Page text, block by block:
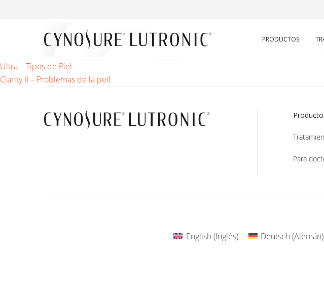
PRODUCTOS
Navegación
entradas
Ultra – Tipos de Piel
Clarity II – Problemas de la peil
Para
English (Inglés) Deutsch (Alemán)